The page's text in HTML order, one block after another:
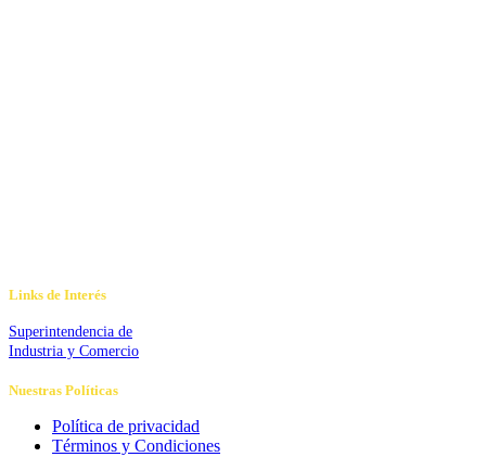
Links de Interés
Superintendencia de
Industria y Comercio
Nuestras Políticas
Política de privacidad
Términos y Condiciones